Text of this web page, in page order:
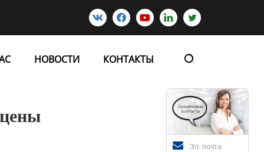
    
НОВОСТИ КОНТАКТЫ 
Эл. почта